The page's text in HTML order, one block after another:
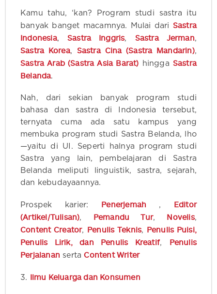
Kamu tahu, ‘kan? Program studi sastra itu
banyak banget macamnya. Mulai dari Sastra
Indonesia, Sastra Inggris, Sastra Jerman,
Sastra Korea, Sastra Cina (Sastra Mandarin),
Sastra Arab (Sastra Asia Barat) hingga Sastra
Belanda.
Nah, dari sekian banyak program studi
bahasa dan sastra di Indonesia tersebut,
ternyata cuma ada satu kampus yang
membuka program studi Sastra Belanda, lho
—yaitu di UI. Seperti halnya program studi
Sastra yang lain, pembelajaran di Sastra
Belanda meliputi linguistik, sastra, sejarah,
dan kebudayaannya.
Prospek karier: Penerjemah , Editor
(Artikel/Tulisan), Pemandu Tur, Novelis,
Content Creator, Penulis Teknis, Penulis Puisi,
Penulis Lirik, dan Penulis Kreatif, Penulis
Perjalanan sertaContent Writer
3. Ilmu Keluarga dan Konsumen